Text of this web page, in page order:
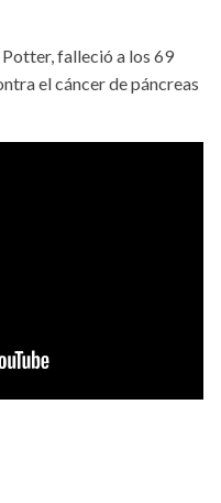
Potter, falleció a los 69
el cáncer de páncreas